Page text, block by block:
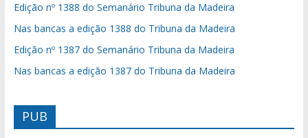
Edição nº 1388 do Semanário Tribuna da Madeira
Nas bancas a edição 1388 do Tribuna da Madeira
Edição nº 1387 do Semanário Tribuna da Madeira
Nas bancas a edição 1387 do Tribuna da Madeira
PUB